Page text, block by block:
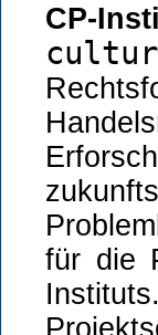
CP-
für die